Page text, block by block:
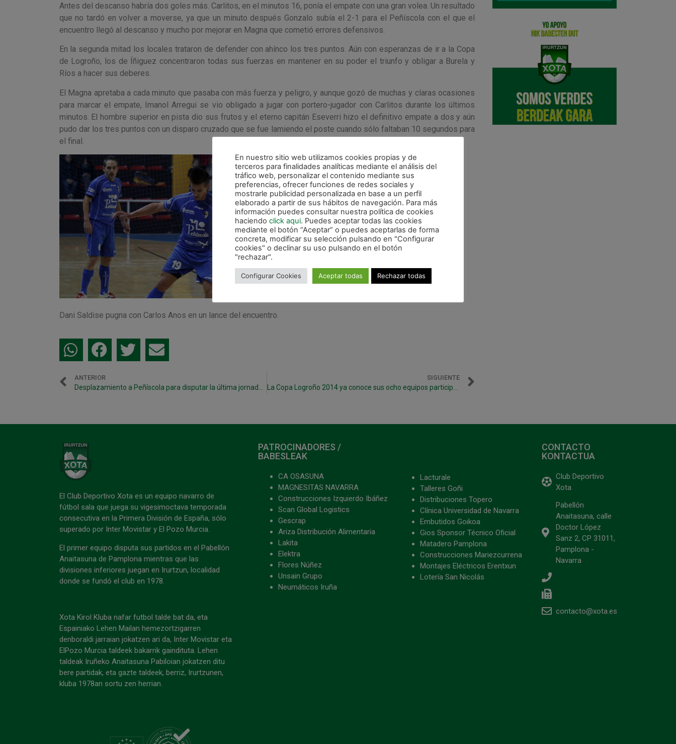
Antes del descanso habría dos goles más. Carlitos, en el minutos 16, ponía el empate con una gran volea. Un resultado
que no tardó en volver a moverse, ya que un minuto después Gonzalo subía el 2-1 para el Peñíscola con el que el
encuentro llegó al descanso y mucho por mejorar en Magna que cometió errores defensivos.
En la segunda mitad los locales trataron de defender con ahínco los tres puntos. Aún con esperanzas de ir a la Copa
de Logroño, los de Íñiguez concentraron todas sus fuerzas en mantener en su poder el triunfo y obligar a Burela y
Ríos a hacer sus deberes.
El Magna apretaba a cada minuto que pasaba con más fuerza y peligro, y aunque gozó de muchas y claras ocasiones
para marcar el empate, Imanol Arregui se vio obligado a jugar con portero-jugador con Carlitos durante los últimos
minutos. El hombre superior en pista dio sus frutos y el eterno capitán Eseverri hizo el definitivo empate a dos y aún
pudo dar los tres puntos con un disparo cruzado que se fue lamiendo el poste cuando sólo faltaban 10 segundos para
el final.
Dani Saldise pugna con Carlos Anos en un lance del encuentro.
ANTERIOR SIGUIENTE
El Club Deportivo Xota es un equipo navarro de
fútbol sala que juega su vigesimoctava temporada
consecutiva en la Primera División de España, sólo
superado por Inter Movistar y El Pozo Murcia.
El primer equipo disputa sus partidos en el Pabellón
Anaitasuna de Pamplona mientras que las
divisiones inferiores juegan en Irurtzun, localidad
donde se fundó el club en 1978.
Xota Kirol Kluba nafar futbol talde bat da, eta
Espainiako Lehen Mailan hemezortzigarren
denboraldi jarraian jokatzen ari da, Inter Movistar eta
ElPozo Murcia taldeek bakarrik gaindituta. Lehen
taldeak Iruñeko Anaitasuna Pabiloian jokatzen ditu
bere partidak, eta gazte taldeek, berriz, Irurtzunen,
kluba 1978an sortu zen herrian.
PATROCINADORES /
BABESLEAK
CA OSASUNA
MAGNESITAS NAVARRA
Construcciones Izquierdo Ibáñez
Scan Global Logistics
Gescrap
Ariza Distribución Alimentaria
Lakita
Elektra
Flores Núñez
Unsain Grupo
Neumáticos Iruña
Lacturale
Talleres Goñi
Distribuciones Topero
Clínica Universidad de Navarra
Embutidos Goikoa
Gios Sponsor Técnico Oficial
Matadero Pamplona
Construcciones Mariezcurrena
Montajes Eléctricos Erentxun
Lotería San Nicolás
CONTACTO
KONTACTUA
Club Deportivo
Xota
Pabellón
Anaitasuna, calle
Doctor López
Sanz 2, CP 31011,
Pamplona -
Navarra
contacto@xota.es
En nuestro sitio web utilizamos cookies propias y de
terceros para finalidades analíticas mediante el análisis del
tráfico web, personalizar el contenido mediante sus
preferencias, ofrecer funciones de redes sociales y
mostrarle publicidad personalizada en base a un perfil
elaborado a partir de sus hábitos de navegación. Para más
información puedes consultar nuestra política de cookies
haciendo click aqui. Puedes aceptar todas las cookies
mediante el botón “Aceptar” o puedes aceptarlas de forma
concreta, modificar su selección pulsando en "Configurar
cookies" o declinar su uso pulsando en el botón
"rechazar".
Configurar Cookies Aceptar todas Rechazar todas